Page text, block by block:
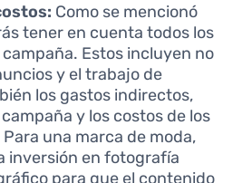
Como se mencionó
tener en cuenta todos los
Estos incluyen no
y el trabajo de
los gastos indirectos,
y los costos de los
una marca de moda,
inversión en fotografía
para que el contenido